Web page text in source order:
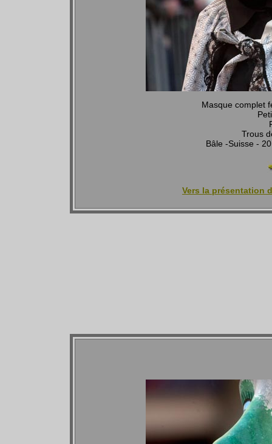
Masque complet
Trous
Bâle -Suisse -
Vers la présentation